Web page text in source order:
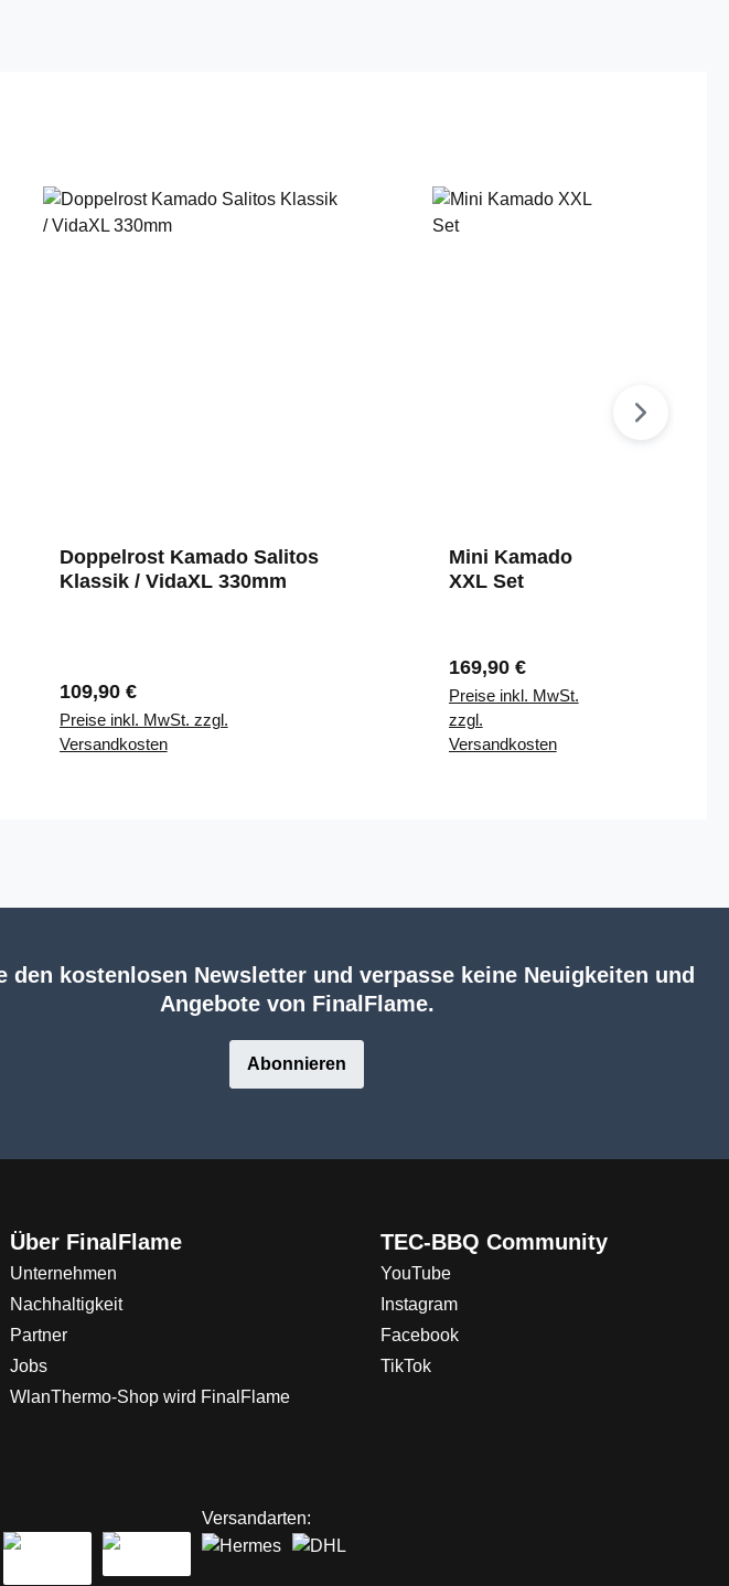
Doppelrost Kamado Salitos
Klassik / VidaXL 330mm
Regulärer Preis:
109,90 €
Preise inkl. MwSt. zzgl.
Versandkosten
Mini Kamado
XXL Set
Regulärer Preis:
169,90 €
Preise inkl. MwSt.
zzgl.
Versandkosten
den kostenlosen Newsletter und verpasse keine Neuigkeiten und
Angebote von FinalFlame.
Abonnieren
Über FinalFlame
Unternehmen
Nachhaltigkeit
Partner
Jobs
WlanThermo-Shop wird FinalFlame
TEC-BBQ Community
YouTube
Instagram
Facebook
TikTok
Versandarten: